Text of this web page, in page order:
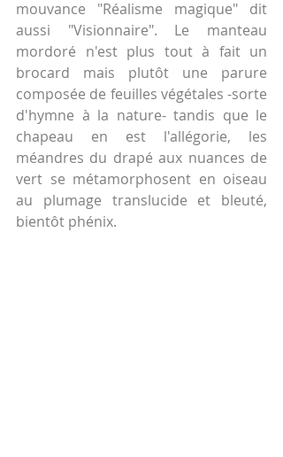
mouvance "Réalisme magique" dit
aussi "Visionnaire". Le manteau
mordoré n'est plus tout à fait un
brocard mais plutôt une parure
composée de feuilles végétales -sorte
d'hymne à la nature- tandis que le
chapeau en est l'allégorie, les
méandres du drapé aux nuances de
vert se métamorphosent en oiseau
au plumage translucide et bleuté,
bientôt phénix.